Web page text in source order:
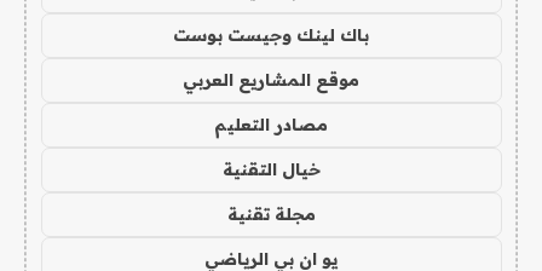
باك لينك وجيست بوست
موقع المشاريع العربي
مصادر التعليم
خيال التقنية
مجلة تقنية
يو ان بي الرياضي